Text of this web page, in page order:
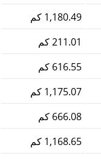
1,180.49 كم
211.01 كم
616.55 كم
1,175.07 كم
666.08 كم
1,168.65 كم